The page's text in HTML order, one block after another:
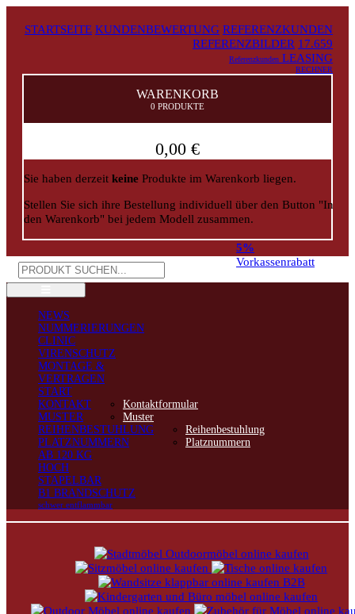
STARTSEITE KUNDENBEWERTUNG REFERENZKUNDEN
REFERENZBILDER 17.659
Referenzkunden LEASING
RECHNER
WARENKORB
0 PRODUKTE
0,00 €
Sie haben derzeit keine Produkte im Warenkorb liegen.
Stellen Sie sich ihre Bestellung individuell über den Button "In
den Warenkorb" bei jedem Modell zusammen.
5%
Vorkassenrabatt
NEWS
NUMMERIERUNGEN
CLINIC
VIRENSCHUTZ
MONTAGE &
VERTRAGEN
START
KONTAKT
MUSTER
Kontaktformular
Muster
REIHENBESTUHLUNG
PLATZNUMMERN
Reihenbestuhlung
Platznummern
AB 120 KG
HOCH
STAPELBAR
B1 BRANDSCHUTZ
schwer entflammbar